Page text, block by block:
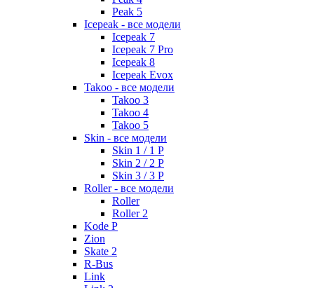
Peak 5
Icepeak - все модели
Icepeak 7
Icepeak 7 Pro
Icepeak 8
Icepeak Evox
Takoo - все модели
Takoo 3
Takoo 4
Takoo 5
Skin - все модели
Skin 1 / 1 P
Skin 2 / 2 P
Skin 3 / 3 P
Roller - все модели
Roller
Roller 2
Kode P
Zion
Skate 2
R-Bus
Link